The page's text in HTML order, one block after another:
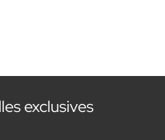
exclusives